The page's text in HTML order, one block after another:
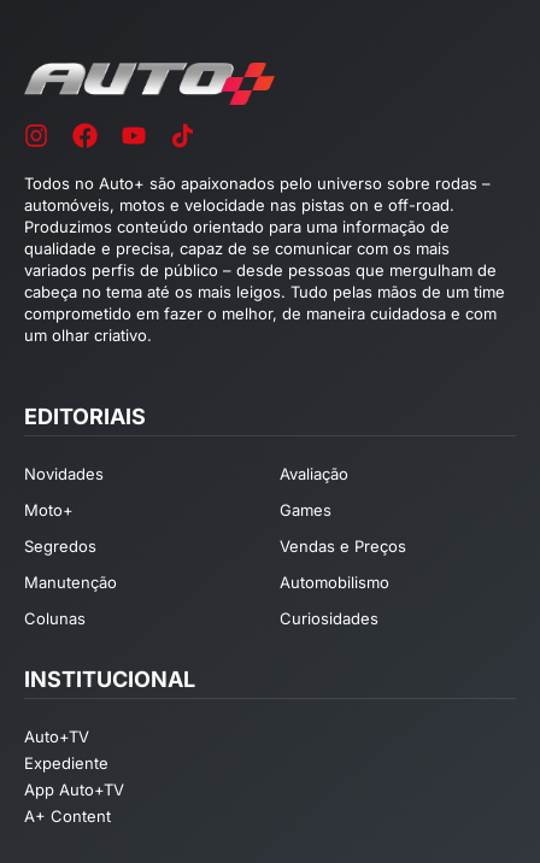
Todos no Auto+ são apaixonados pelo universo sobre rodas –
automóveis, motos e velocidade nas pistas on e off-road.
Produzimos conteúdo orientado para uma informação de
qualidade e precisa, capaz de se comunicar com os mais
variados perfis de público – desde pessoas que mergulham de
cabeça no tema até os mais leigos. Tudo pelas mãos de um time
comprometido em fazer o melhor, de maneira cuidadosa e com
um olhar criativo.
EDITORIAIS
Novidades
Avaliação
Moto+
Games
Segredos
Vendas e Preços
Manutenção
Automobilismo
Colunas
Curiosidades
INSTITUCIONAL
Auto+TV
Expediente
App Auto+TV
A+ Content